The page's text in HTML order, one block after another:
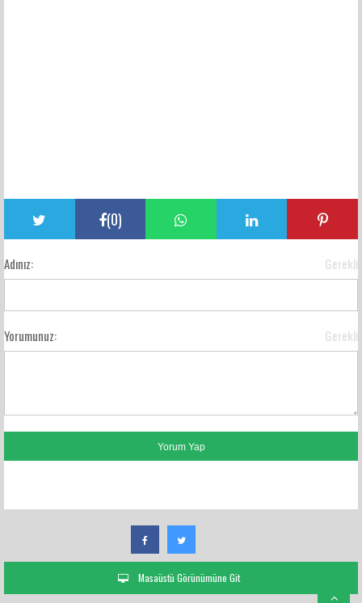
(0)
Adınız: Gerekli
Yorumunuz: Gerekli
Masaüstü Görünümüne Git